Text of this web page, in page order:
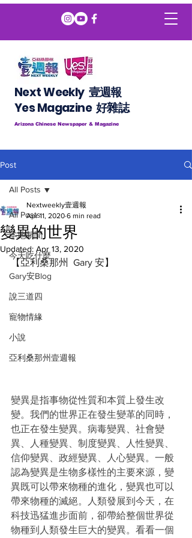
Next Weekly 壹週報
​​Yes Magazine 好雜誌
Arizona Chinese Newspaper & Magazine
Post
All Posts
本地新聞
今天吃什麼
Gary安Blog
說三道四
寵物情緣
小說
亞利桑那州壹週報
All Posts
變異的世界
Nextweekly壹週報
Apr 11, 2020 6 min read
Updated: Apr 13, 2020
【亞利桑那州  Gary 安】
變異是指事物從性質和本質上發生改
變。我們的世界正在發生變革的同時，
也正在發生變異。病毒變異、社會變
異、人種變異、制度變異、人性變異、
信仰變異、政經變異、人心變異。一般
認為變異是生物多樣性的主要來源，變
異既可以帶來物種的進化，變異也可以
帶來物種的滅絕。人類發展到今天，在
科技迅猛進步面前，卻帶給整個世界從
物種到人類發生巨大的變異。看看一個